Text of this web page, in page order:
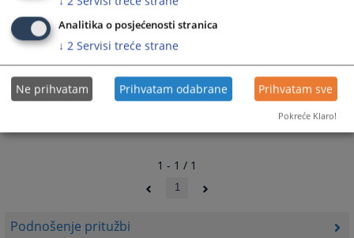
Podnošenje pritužbi
1 - 1 / 1
1
Analitika o posjećenosti stranica
↓ 2 Servisi treće strane
Ne prihvatam Prihvatam odabrane Prihvatam sve
Pokreće Klaro!